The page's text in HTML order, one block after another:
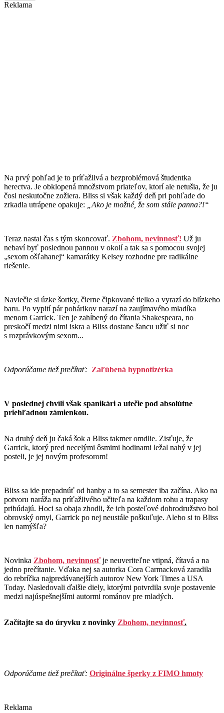
Reklama
Na prvý pohľad je to príťažlivá a bezproblémová študentka
herectva. Je obklopená množstvom priateľov, ktorí ale netušia, že ju
čosi neskutočne zožiera. Bliss si však každý deň pri pohľade do
zrkadla utrápene opakuje: „Ako je možné, že som stále panna?!“
Teraz nastal čas s tým skoncovať. Zbohom, nevinnosť! Už ju
nebaví byť poslednou pannou v okolí a tak sa s pomocou svojej
„sexom ošľahanej“ kamarátky Kelsey rozhodne pre radikálne
riešenie.
Navlečie si úzke šortky, čierne čipkované tielko a vyrazí do blízkeho
baru. Po vypití pár pohárikov narazí na zaujímavého mladíka
menom Garrick. Ten je zahĺbený do čítania Shakespeara, no
preskočí medzi nimi iskra a Bliss dostane šancu užiť si noc
s rozprávkovým sexom...
Odporúčame tiež prečítať: Zaľúbená hypnotizérka
V poslednej chvíli však spanikári a utečie pod absolútne
priehľadnou zámienkou.
Na druhý deň ju čaká šok a Bliss takmer omdlie. Zisťuje, že
Garrick, ktorý pred necelými ôsmimi hodinami ležal nahý v jej
posteli, je jej novým profesorom!
Bliss sa ide prepadnúť od hanby a to sa semester iba začína. Ako na
potvoru naráža na príťažlivého učiteľa na každom rohu a trapasy
pribúdajú. Hoci sa obaja zhodli, že ich posteľové dobrodružstvo bol
obrovský omyl, Garrick po nej neustále poškuľuje. Alebo si to Bliss
len namýšľa?
Novinka Zbohom, nevinnosťje neuveriteľne vtipná, čítavá a na
jedno prečítanie. Vďaka nej sa autorka Cora Carmacková zaradila
do rebríčka najpredávanejších autorov New York Times a USA
Today. Nasledovali ďalšie diely, ktorými potvrdila svoje postavenie
medzi najúspešnejšími autormi románov pre mladých.
Začítajte sa do úryvku z novinky Zbohom, nevinnosť.
Odporúčame tiež prečítať: Originálne šperky z FIMO hmoty
Reklama